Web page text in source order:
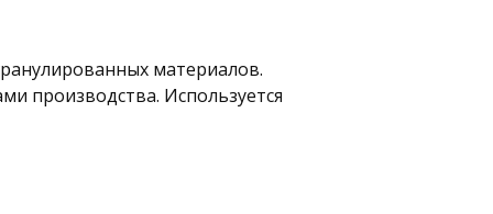
материалов.
производства. Используется